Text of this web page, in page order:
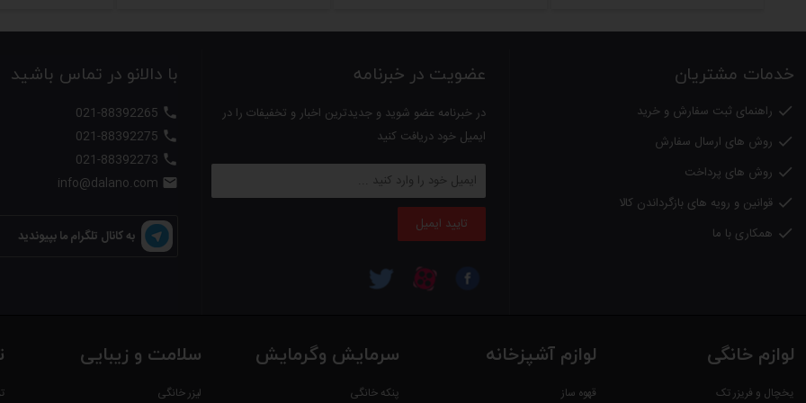
کلیه کالاهای عرضه شده در دالانو اصل بوده و دارای گارانتی از شرکتهای معتبر می باشد.
خدمات مشتریان
 راهنمای ثبت سفارش و خرید
 روش های ارسال سفارش
 روش های پرداخت
 قوانین و رویه های بازگرداندن کالا
 همکاری با ما
عضویت در خبرنامه
در خبرنامه عضو شوید و جدیدترین اخبار و تخفیفات را در
ایمیل خود دریافت کنید
تایید ایمیل
با دالانو در تماس باشید




به کانال تلگرام ما بپیوندید
لوازم خانگی
یخچال و فریزر تک
لوازم آشپزخانه
قهوه ساز
سرمایش وگرمایش
پنکه خانگی
سلامت و زیبایی
لیزر خانگی